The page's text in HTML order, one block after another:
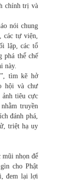
chính trị và
nói chung
các tự viện,
lập, các tổ
phá thể chế
này.
tìm kẽ hở
hội và chư
tiêu cực
truyền
đánh phá,
triệt hạ uy
mũi nhọn để
cho Phật
đem lại lợi